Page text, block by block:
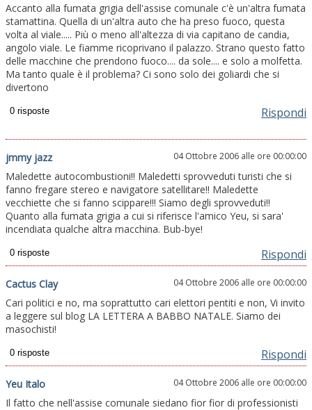
Accanto alla fumata grigia dell'assise comunale c'è un'altra fumata
stamattina. Quella di un'altra auto che ha preso fuoco, questa
volta al viale..... Più o meno all'altezza di via capitano de candia,
angolo viale. Le fiamme ricoprivano il palazzo. Strano questo fatto
delle macchine che prendono fuoco.... da sole.... e solo a molfetta.
Ma tanto quale è il problema? Ci sono solo dei goliardi che si
divertono
Rispondi
jmmy jazz 04 Ottobre 2006 alle ore 00:00:00
Maledette autocombustioni!! Maledetti sprovveduti turisti che si
fanno fregare stereo e navigatore satellitare!! Maledette
vecchiette che si fanno scippare!!! Siamo degli sprovveduti!!
Quanto alla fumata grigia a cui si riferisce l'amico Yeu, si sara'
incendiata qualche altra macchina. Bub-bye!
Rispondi
Cactus Clay 04 Ottobre 2006 alle ore 00:00:00
Cari politici e no, ma soprattutto cari elettori pentiti e non, Vi invito
a leggere sul blog LA LETTERA A BABBO NATALE. Siamo dei
masochisti!
Rispondi
Yeu Italo 04 Ottobre 2006 alle ore 00:00:00
Il fatto che nell'assise comunale siedano fior fior di professionisti